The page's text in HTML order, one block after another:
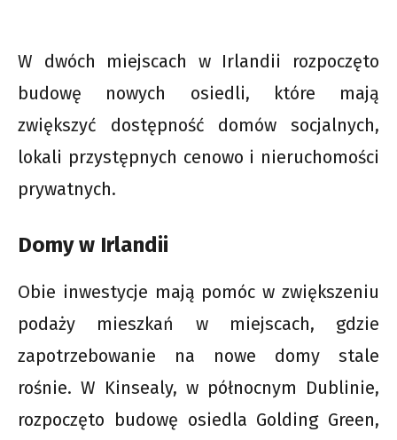
W dwóch miejscach w Irlandii rozpoczęto
budowę nowych osiedli, które mają
zwiększyć dostępność domów socjalnych,
lokali przystępnych cenowo i nieruchomości
prywatnych.
Domy w Irlandii
Obie inwestycje mają pomóc w zwiększeniu
podaży mieszkań w miejscach, gdzie
zapotrzebowanie na nowe domy stale
rośnie. W Kinsealy, w północnym Dublinie,
rozpoczęto budowę osiedla Golding Green,